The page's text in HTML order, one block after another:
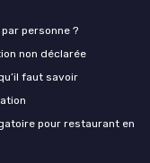
personne ?
non déclarée
faut savoir
pour restaurant en